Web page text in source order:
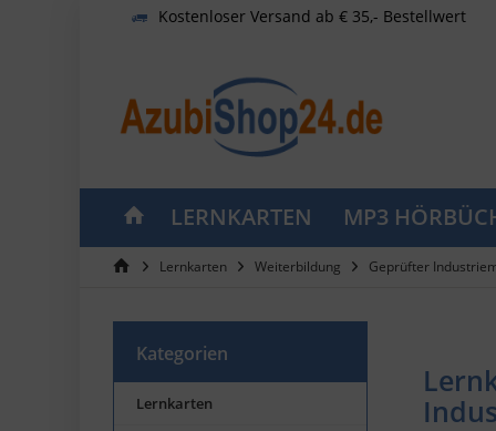
Kostenloser Versand ab € 35,- Bestellwert
LERNKARTEN MP3
Lernkarten Weiterbildung Geprüfter
Kategorien
Lernkarten